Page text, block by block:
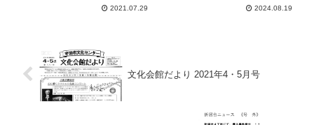
2021.07.29 2024.08.19
文化会館だより 2021年4・5月号